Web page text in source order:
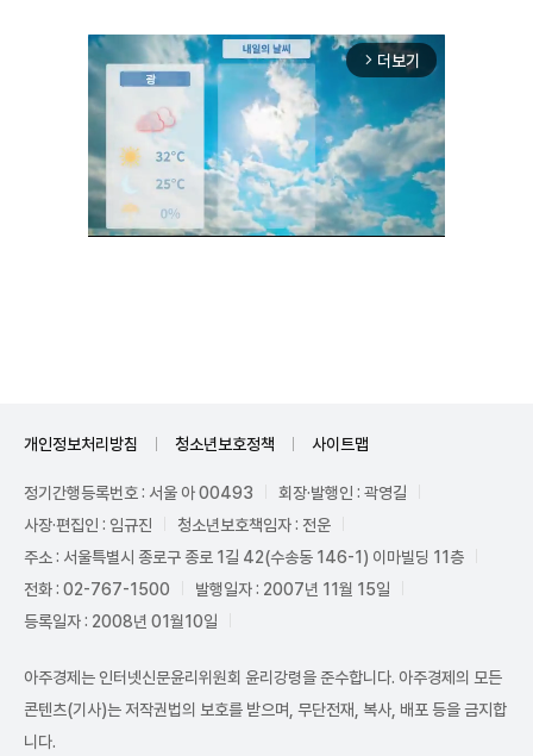
arrow_forward_ios 더보기
개인정보처리방침 청소년보호정책 사이트맵
정기간행등록번호 : 서울 아 00493
회장·발행인 : 곽영길
사장·편집인 : 임규진
청소년보호책임자 : 전운
주소 : 서울특별시 종로구 종로 1길 42(수송동 146-1) 이마빌딩 11층
전화 : 02-767-1500
발행일자 : 2007년 11월 15일
등록일자 : 2008년 01월10일
아주경제는 인터넷신문윤리위원회 윤리강령을 준수합니다. 아주경제의 모든
콘텐츠(기사)는 저작권법의 보호를 받으며, 무단전재, 복사, 배포 등을 금지합
니다.